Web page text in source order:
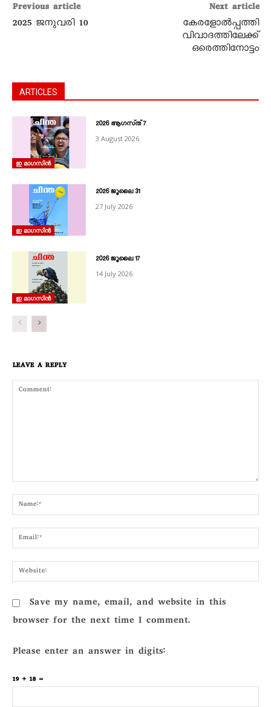
Previous article
2025 ജനുവരി 10
Next article
കേരളോൽപ്പത്തി
വിവാദത്തിലേക്ക്‌
ഒരെത്തിനോട്ടം
ARTICLES
ഇ മാഗസിൻ
2026 ആഗസ്‌ത്‌ 7
3 August 2026
ഇ മാഗസിൻ
2026 ജൂലൈ 31
27 July 2026
ഇ മാഗസിൻ
2026 ജൂലൈ 17
14 July 2026
LEAVE A REPLY
Save my name, email, and website in this
browser for the next time I comment.
Please enter an answer in digits:
19 + 18 =